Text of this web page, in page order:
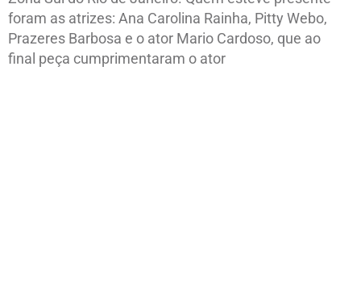
foram as atrizes: Ana Carolina Rainha, Pitty Webo,
Prazeres Barbosa e o ator Mario Cardoso, que ao
final peça cumprimentaram o ator